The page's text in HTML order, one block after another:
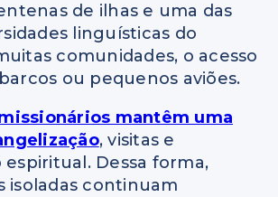
de ilhas e uma das
linguísticas do
comunidades, o acesso
ou pequenos aviões.
mantêm uma
, visitas e
Dessa forma,
isoladas continuam